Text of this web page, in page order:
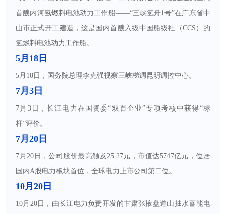
首艘内河氢燃料电池动力工作船——“三峡氢舟1号”在广东省中
山市正式开工建造，这是国内首艘入级中国船级社（CCS）的
氢燃料电池动力工作船。
5月18日
5月18日，国务院总理李克强视察三峡梯调昆明调控中心。
7月3日
7月3日，长江电力在国资委“双百企业”专项考核中获得“标
杆”评价。
7月20日
7月20日，公司股价最高触及25.27元，市值达5747亿元，位居
国内A股电力板块首位，全球电力上市公司第二位。
10月20日
10月20日，由长江电力负责开发的甘肃张掖盘道山抽水蓄能电